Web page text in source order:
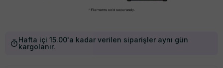
Hafta içi 15.00'a kadar verilen siparişler aynı gün
kargolanır.